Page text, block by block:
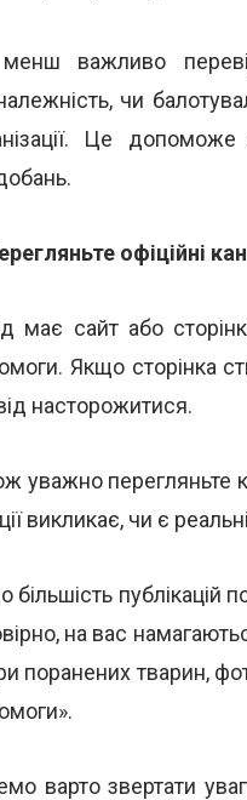
важливо
чи
Це
офіційні
має сайт або
Якщо сторінка
насторожитися.
уважно перегляньте
викликає, чи є
більшість публікацій
на вас
поранених тварин,
варто звертати